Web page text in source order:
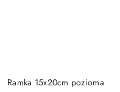
Ramka 15x20cm pozioma